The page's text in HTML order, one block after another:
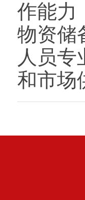
作能力
物资储
人员
和市场